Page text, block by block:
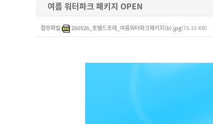
여름 워터파크 패키지 OPEN
첨부파일 260526_호텔드포레_여름워터파크패키지(b).jpg(76.33 KB)